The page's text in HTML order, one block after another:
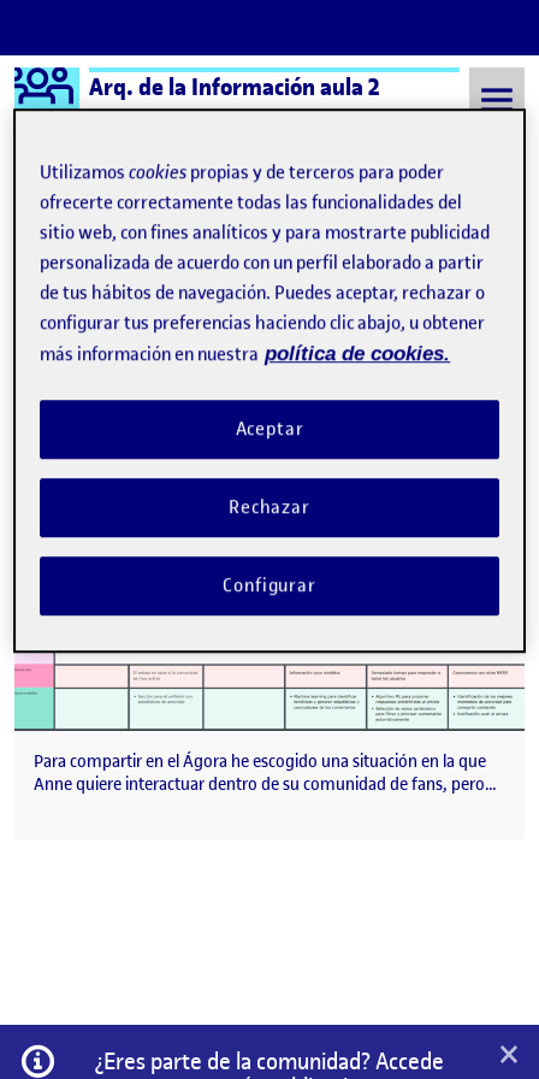
Saltar al contenido
Logo Ágora
Arq. de la Información aula 2
Semestre 20212 - Aula 2 Rus González López
Rus González López
PAC 2. Escenario y User Journey
Publicado por
Rus González López
Fecha de publicación5 abril, 2022 11:02 pm
-comentario
Para compartir en el Ágora he escogido una situación en la que
Anne quiere interactuar dentro de su comunidad de fans, pero…
Información
¿Eres parte de la comunidad? Accede
×
Utilizamoscookies propias y de terceros para poder
ofrecerte correctamente todas las funcionalidades del
sitio web, con fines analíticos y para mostrarte publicidad
personalizada de acuerdo con un perfil elaborado a partir
de tus hábitos de navegación. Puedes aceptar, rechazar o
configurar tus preferencias haciendo clic abajo, u obtener
más información en nuestra política de cookies.
Rechazar
Aceptar
Configurar